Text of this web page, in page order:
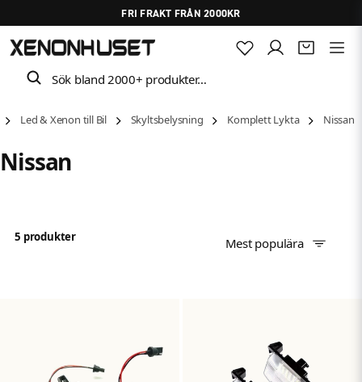
FRI FRAKT FRÅN 2000KR
Sök bland 2000+ produkter…
Led & Xenon till Bil Skyltsbelysning Komplett Lykta Nissan
Nissan
5 produkter Mest populära